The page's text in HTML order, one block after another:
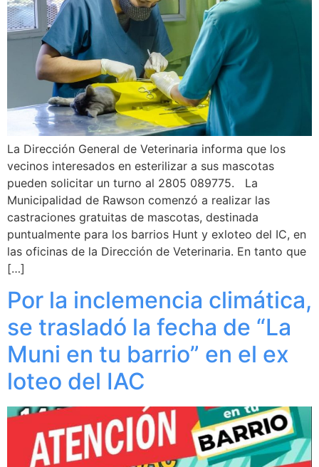
La Dirección General de Veterinaria informa que los
vecinos interesados en esterilizar a sus mascotas
pueden solicitar un turno al 2805 089775. La
Municipalidad de Rawson comenzó a realizar las
castraciones gratuitas de mascotas, destinada
puntualmente para los barrios Hunt y exloteo del IC, en
las oficinas de la Dirección de Veterinaria. En tanto que
[…]
Por la inclemencia climática,
se trasladó la fecha de “La
Muni en tu barrio” en el ex
loteo del IAC